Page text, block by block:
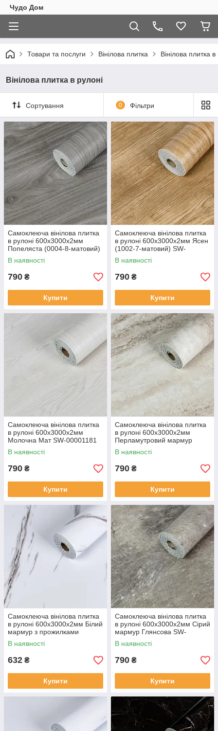
Чудо Дом
Товари та послуги Вінілова плитка Вінілова плитка в
Вінілова плитка в рулоні
Сортування 0 Фільтри
Самоклеюча вінілова плитка
в рулоні 600х3000х2мм
Попеляста (0004-8-матовий)
SW-00001175
В наявності
790 ₴
Купити
Самоклеюча вінілова плитка
в рулоні 600х3000х2мм Ясен
(1002-7-матовий) SW-
00001177
В наявності
790 ₴
Купити
Самоклеюча вінілова плитка
в рулоні 600х3000х2мм
Молочна Мат SW-00001181
В наявності
790 ₴
Купити
Самоклеюча вінілова плитка
в рулоні 600х3000х2мм
Перламутровий мармур
Глянсова SW-00001283
В наявності
790 ₴
Купити
Самоклеюча вінілова плитка
в рулоні 600х3000х2мм Білий
мармур з прожилками
Глянсова SW-00001285
В наявності
632 ₴
Купити
Самоклеюча вінілова плитка
в рулоні 600х3000х2мм Сірий
мармур Глянсова SW-
00001286
В наявності
790 ₴
Купити